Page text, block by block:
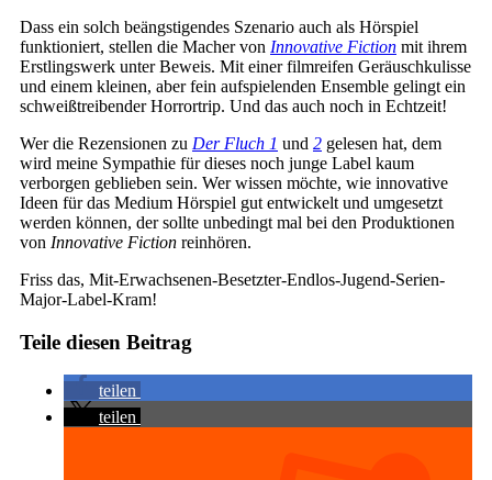
Dass ein solch beängstigendes Szenario auch als Hörspiel
funktioniert, stellen die Macher von Innovative Fiction mit ihrem
Erstlingswerk unter Beweis. Mit einer filmreifen Geräuschkulisse
und einem kleinen, aber fein aufspielenden Ensemble gelingt ein
schweißtreibender Horrortrip. Und das auch noch in Echtzeit!
Wer die Rezensionen zu Der Fluch 1 und 2 gelesen hat, dem
wird meine Sympathie für dieses noch junge Label kaum
verborgen geblieben sein. Wer wissen möchte, wie innovative
Ideen für das Medium Hörspiel gut entwickelt und umgesetzt
werden können, der sollte unbedingt mal bei den Produktionen
von Innovative Fiction reinhören.
Friss das, Mit-Erwachsenen-Besetzter-Endlos-Jugend-Serien-
Major-Label-Kram!
Teile diesen Beitrag
teilen
teilen